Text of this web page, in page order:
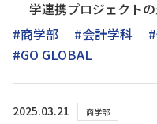
学連携プロジェクト
#商学部
#会計学科
#GO GLOBAL
2025.03.21 商学部